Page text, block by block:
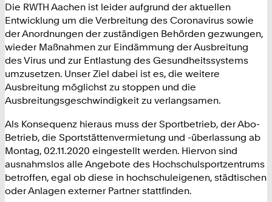
Die RWTH Aachen ist leider aufgrund der aktuellen
Entwicklung um die Verbreitung des Coronavirus sowie
der Anordnungen der zuständigen Behörden gezwungen,
wieder Maßnahmen zur Eindämmung der Ausbreitung
des Virus und zur Entlastung des Gesundheitssystems
umzusetzen. Unser Ziel dabei ist es, die weitere
Ausbreitung möglichst zu stoppen und die
Ausbreitungsgeschwindigkeit zu verlangsamen.
Als Konsequenz hieraus muss der Sportbetrieb, der Abo-
Betrieb, die Sportstättenvermietung und -überlassung ab
Montag, 02.11.2020 eingestellt werden. Hiervon sind
ausnahmslos alle Angebote des Hochschulsportzentrums
betroffen, egal ob diese in hochschuleigenen, städtischen
oder Anlagen externer Partner stattfinden.